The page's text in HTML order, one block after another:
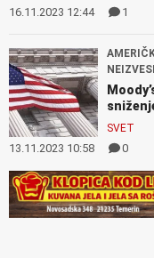
16.11.2023 12:44 1
SVET
13.11.2023 10:58 0